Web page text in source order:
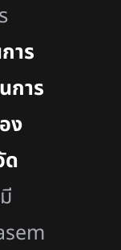
าร
การ
ง
ด